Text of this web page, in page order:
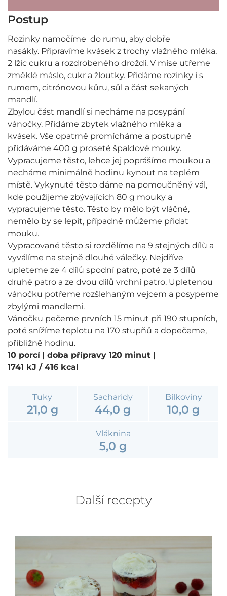
Postup
Rozinky namočíme do rumu, aby dobře
nasákly. Připravíme kvásek z trochy vlažného mléka,
2 lžic cukru a rozdrobeného droždí. V míse utřeme
změklé máslo, cukr a žloutky. Přidáme rozinky i s
rumem, citrónovou kůru, sůl a část sekaných
mandlí.
Zbylou část mandlí si necháme na posypání
vánočky. Přidáme zbytek vlažného mléka a
kvásek. Vše opatrně promícháme a postupně
přidáváme 400 g proseté špaldové mouky.
Vypracujeme těsto, lehce jej poprášíme moukou a
necháme minimálně hodinu kynout na teplém
místě. Vykynuté těsto dáme na pomoučněný vál,
kde použijeme zbývajících 80 g mouky a
vypracujeme těsto. Těsto by mělo být vláčné,
nemělo by se lepit, případně můžeme přidat
mouku.
Vypracované těsto si rozdělíme na 9 stejných dílů a
vyválíme na stejně dlouhé válečky. Nejdříve
upleteme ze 4 dílů spodní patro, poté ze 3 dílů
druhé patro a ze dvou dílů vrchní patro. Upletenou
vánočku potřeme rozšlehaným vejcem a posypeme
zbylými mandlemi.
Vánočku pečeme prvních 15 minut při 190 stupních,
poté snížíme teplotu na 170 stupňů a dopečeme,
přibližně hodinu.
10 porcí | doba přípravy 120 minut |
1741 kJ / 416 kcal
Tuky
21,0 g
Sacharidy
44,0 g
Bílkoviny
10,0 g
Vláknina
5,0 g
Další recepty